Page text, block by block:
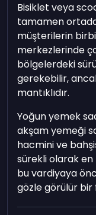
Bisiklet veya
tamamen
müşterilerin
merkezlerinde
bölgelerdeki
gerekebilir,
mantıklıdır.
Yoğun yemek
akşam yemeği
hacmini ve
sürekli olarak en
bu vardiyaya
gözle görülür bir